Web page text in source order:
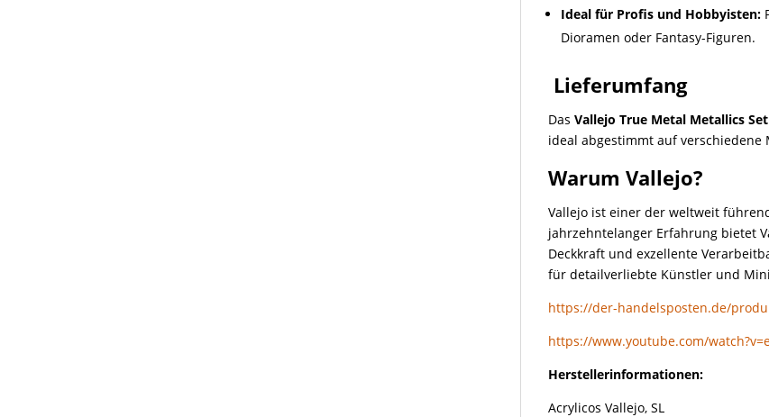
Ideal für Profis und Hobbyisten:
Dioramen oder Fantasy-Figuren.
Lieferumfang
DasVallejo True Metal Metallics Set
ideal abgestimmt auf verschiedene
Warum Vallejo?
Vallejo ist einer der weltweit
jahrzehntelanger Erfahrung bietet
Deckkraft und exzellente
für detailverliebte Künstler und
https://der-handelsposten.de/
https://www.youtube.com/
Herstellerinformationen:
Acrylicos Vallejo, SL